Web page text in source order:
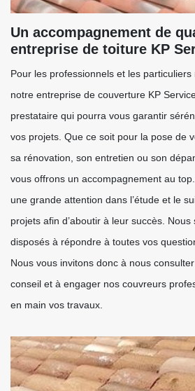
Un accompagnement de
entreprise de toiture KP
Pour les professionnels et les particuliers
notre entreprise de couverture KP
prestataire qui pourra vous garantir
vos projets. Que ce soit pour la pose de
sa rénovation, son entretien ou son
vous offrons un accompagnement au
une grande attention dans l’étude et le
projets afin d’aboutir à leur succès.
disposés à répondre à toutes vos
Nous vous invitons donc à nous
conseil et à engager nos couvreurs
en main vos travaux.